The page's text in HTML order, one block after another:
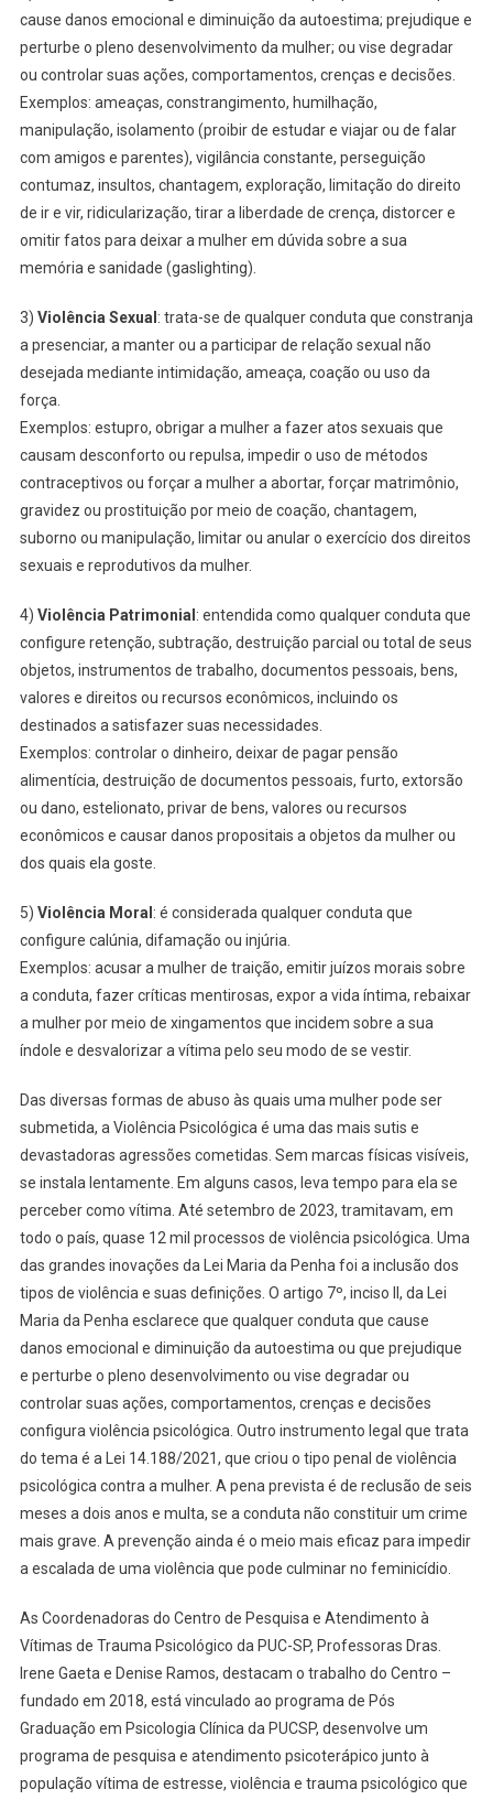
cause danos emocional e diminuição da autoestima; prejudique e
perturbe o pleno desenvolvimento da mulher; ou vise degradar
ou controlar suas ações, comportamentos, crenças e decisões.
Exemplos: ameaças, constrangimento, humilhação,
manipulação, isolamento (proibir de estudar e viajar ou de falar
com amigos e parentes), vigilância constante, perseguição
contumaz, insultos, chantagem, exploração, limitação do direito
de ir e vir, ridicularização, tirar a liberdade de crença, distorcer e
omitir fatos para deixar a mulher em dúvida sobre a sua
memória e sanidade (gaslighting).
3) Violência Sexual : trata-se de qualquer conduta que constranja
a presenciar, a manter ou a participar de relação sexual não
desejada mediante intimidação, ameaça, coação ou uso da
força.
Exemplos: estupro, obrigar a mulher a fazer atos sexuais que
causam desconforto ou repulsa, impedir o uso de métodos
contraceptivos ou forçar a mulher a abortar, forçar matrimônio,
gravidez ou prostituição por meio de coação, chantagem,
suborno ou manipulação, limitar ou anular o exercício dos direitos
sexuais e reprodutivos da mulher.
4) Violência Patrimonial : entendida como qualquer conduta que
configure retenção, subtração, destruição parcial ou total de seus
objetos, instrumentos de trabalho, documentos pessoais, bens,
valores e direitos ou recursos econômicos, incluindo os
destinados a satisfazer suas necessidades.
Exemplos: controlar o dinheiro, deixar de pagar pensão
alimentícia, destruição de documentos pessoais, furto, extorsão
ou dano, estelionato, privar de bens, valores ou recursos
econômicos e causar danos propositais a objetos da mulher ou
dos quais ela goste.
5) Violência Moral : é considerada qualquer conduta que
configure calúnia, difamação ou injúria.
Exemplos: acusar a mulher de traição, emitir juízos morais sobre
a conduta, fazer críticas mentirosas, expor a vida íntima, rebaixar
a mulher por meio de xingamentos que incidem sobre a sua
índole e desvalorizar a vítima pelo seu modo de se vestir.
Das diversas formas de abuso às quais uma mulher pode ser
submetida, a Violência Psicológica é uma das mais sutis e
devastadoras agressões cometidas. Sem marcas físicas visíveis,
se instala lentamente. Em alguns casos, leva tempo para ela se
perceber como vítima. Até setembro de 2023, tramitavam, em
todo o país, quase 12 mil processos de violência psicológica. Uma
das grandes inovações da Lei Maria da Penha foi a inclusão dos
tipos de violência e suas definições. O artigo 7º, inciso II, da Lei
Maria da Penha esclarece que qualquer conduta que cause
danos emocional e diminuição da autoestima ou que prejudique
e perturbe o pleno desenvolvimento ou vise degradar ou
controlar suas ações, comportamentos, crenças e decisões
configura violência psicológica. Outro instrumento legal que trata
do tema é a Lei 14.188/2021, que criou o tipo penal de violência
psicológica contra a mulher. A pena prevista é de reclusão de seis
meses a dois anos e multa, se a conduta não constituir um crime
mais grave. A prevenção ainda é o meio mais eficaz para impedir
a escalada de uma violência que pode culminar no feminicídio.
As Coordenadoras do Centro de Pesquisa e Atendimento à
Vítimas de Trauma Psicológico da PUC-SP, Professoras Dras.
Irene Gaeta e Denise Ramos, destacam o trabalho do Centro –
fundado em 2018, está vinculado ao programa de Pós
Graduação em Psicologia Clínica da PUCSP, desenvolve um
programa de pesquisa e atendimento psicoterápico junto à
população vítima de estresse, violência e trauma psicológico que